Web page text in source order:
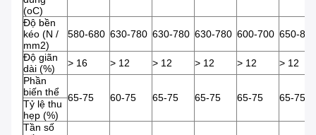
(oC)
Độ bền
kéo (N /
mm2)
580-680 630-780 630-780 630-780 600-700 650-800
Độ giãn
dài (%)
> 16 > 12 > 12 > 12 > 12
> 12
Phần
biến thể
65-75 60-75 65-75 65-75 65-75 65-75
Tỷ lệ thu
hẹp (%)
Tần số